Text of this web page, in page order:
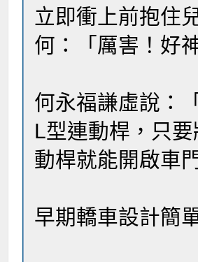
立即衝上前抱住
何：「厲害！好
何永福謙虛說：
L型連動桿，只
動桿就能開啟車
早期轎車設計簡